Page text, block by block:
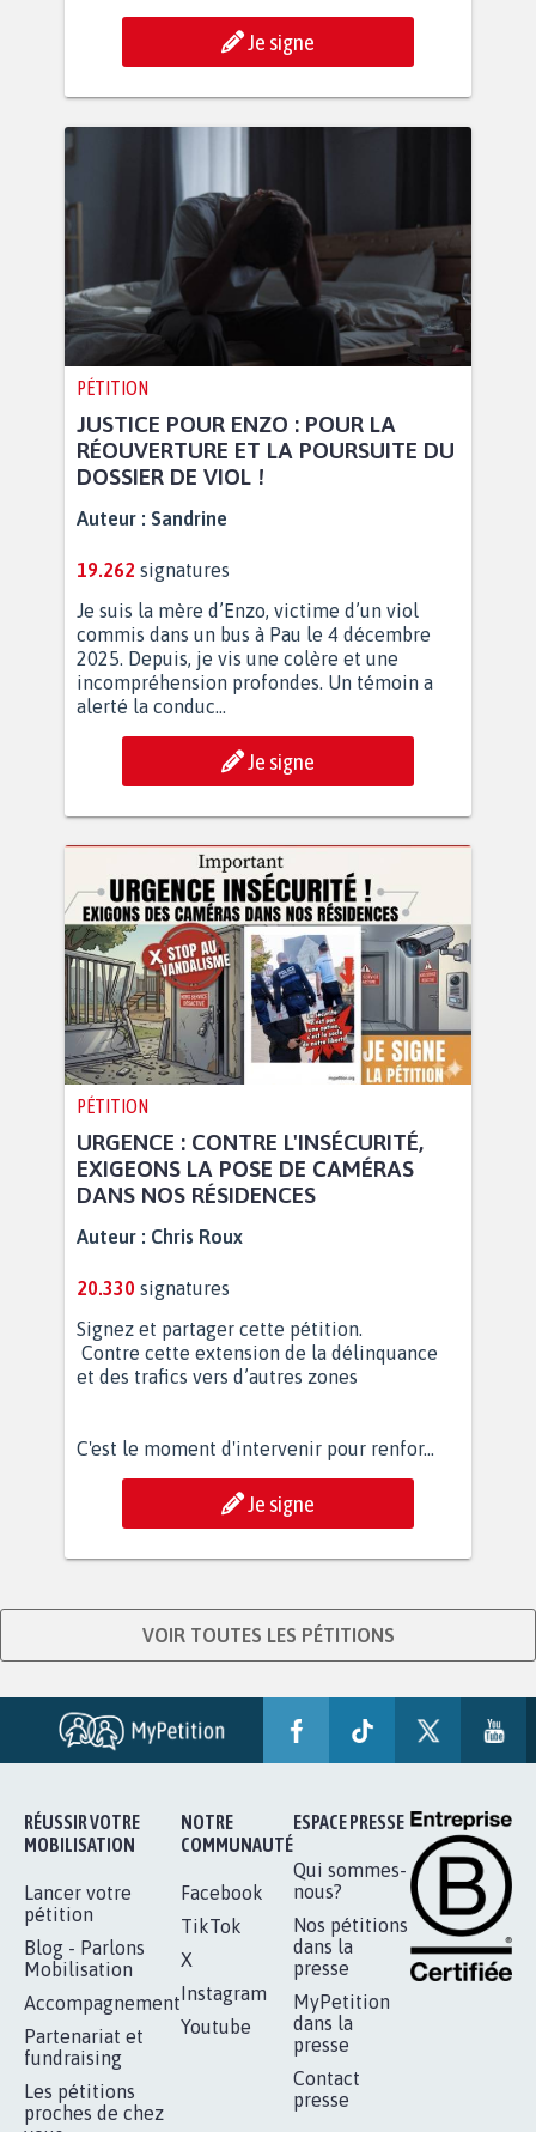
Je signe
PÉTITION
JUSTICE POUR ENZO : POUR LA
RÉOUVERTURE ET LA POURSUITE DU
DOSSIER DE VIOL !
Auteur : Sandrine
19.262 signatures
Je suis la mère d’Enzo, victime d’un viol
commis dans un bus à Pau le 4 décembre
2025. Depuis, je vis une colère et une
incompréhension profondes. Un témoin a
alerté la conduc...
Je signe
PÉTITION
URGENCE : CONTRE L'INSÉCURITÉ,
EXIGEONS LA POSE DE CAMÉRAS
DANS NOS RÉSIDENCES
Auteur : Chris Roux
20.330 signatures
Signez et partager cette pétition.
Contre cette extension de la délinquance
et des trafics vers d’autres zones
C'est le moment d'intervenir pour renfor...
Je signe
VOIR TOUTES LES PÉTITIONS
RÉUSSIR VOTRE
MOBILISATION
Lancer votre
pétition
Blog - Parlons
Mobilisation
Accompagnement
Partenariat et
fundraising
Les pétitions
proches de chez
NOTRE
COMMUNAUTÉ
Facebook
TikTok
X
Instagram
Youtube
ESPACE PRESSE
Qui sommes-
nous?
Nos pétitions
dans la
presse
MyPetition
dans la
presse
Contact
presse